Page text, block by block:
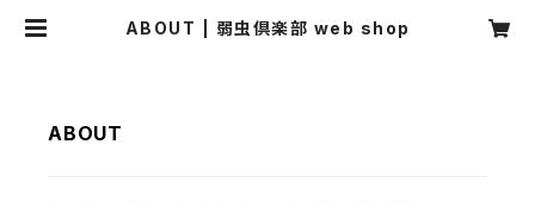
ABOUT | 弱虫倶楽部 web shop
ABOUT